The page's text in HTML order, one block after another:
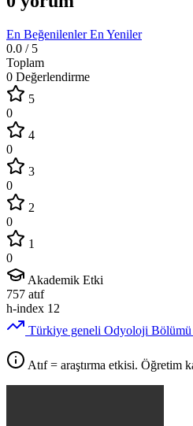
En BeğenilenlerEn Yeniler
0.0 / 5
Toplam
0 Değerlendirme
5
0
4
0
3
0
2
0
1
0
Akademik Etki
757 atıf
h-index 12
Türkiye geneli Odyoloji Bölümü
Atıf = araştırma etkisi. Öğretim